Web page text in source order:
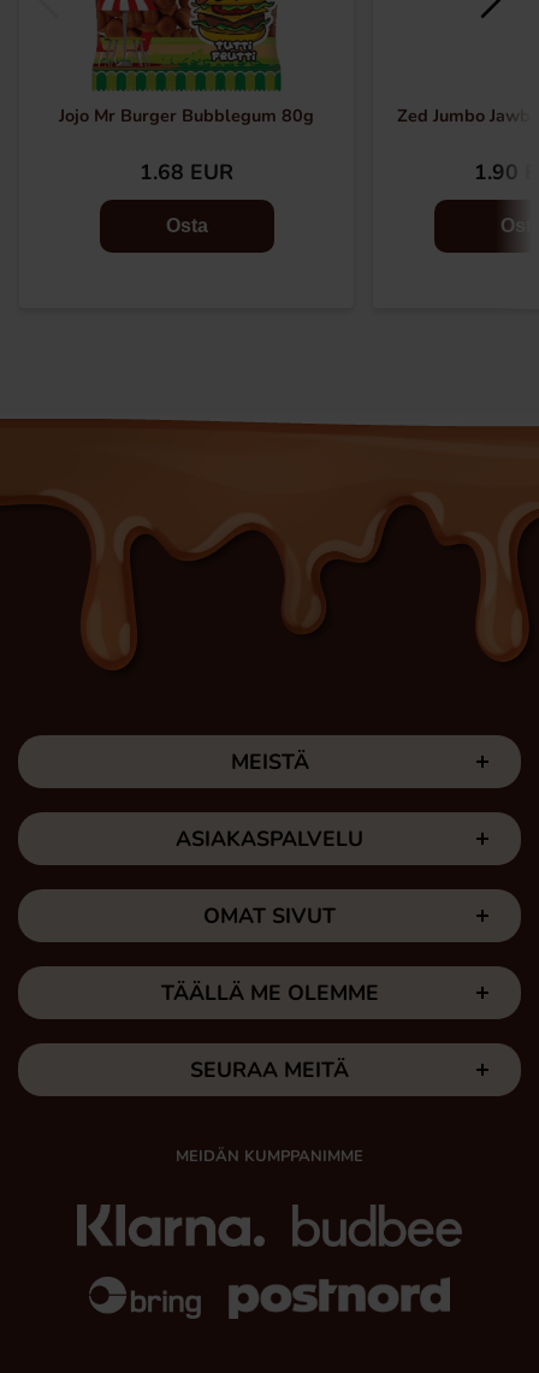
Jojo Mr Burger Bubblegum 80g
1.68 EUR
Osta
Zed Jumbo
1.90
MEISTÄ
ASIAKASPALVELU
OMAT SIVUT
TÄÄLLÄ ME OLEMME
SEURAA MEITÄ
MEIDÄN KUMPPANIMME